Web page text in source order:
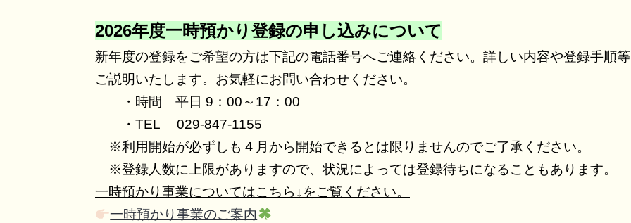
2026年度一時預かり登録の申し込みについて
新年度の登録をご希望の方は下記の電話番号へご連絡ください。詳しい内容や登録手順
ご説明いたします。お気軽にお問い合わせください。
・時間 平日 9：00～17：00
・TEL 029-847-1155
※利用開始が必ずしも４月から開始できるとは限りませんのでご了承ください。
※登録人数に上限がありますので、状況によっては登録待ちになることもあります。
一時預かり事業についてはこちら↓をご覧ください。
一時預かり事業のご案内